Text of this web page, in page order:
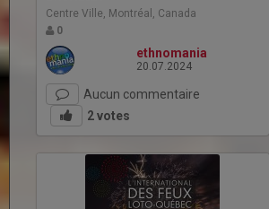
Centre Ville, Montréal, Canada
0
ethnomania
20.07.2024
Aucun commentaire
2votes